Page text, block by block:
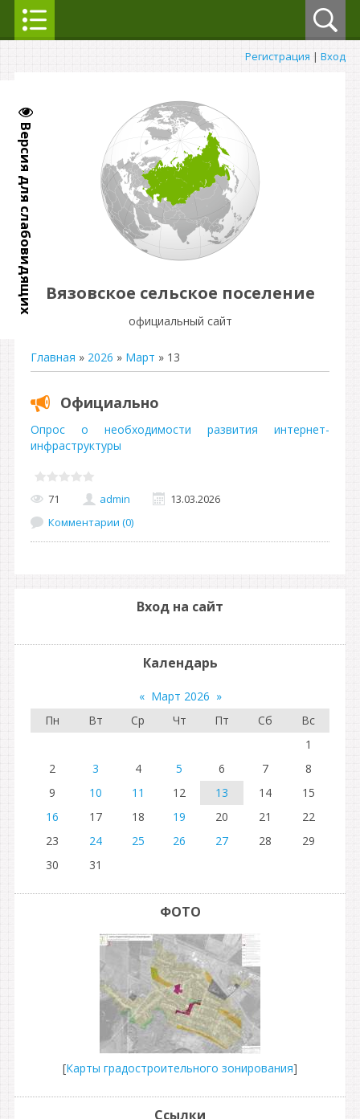
Версия для слабовидящих
Регистрация | Вход
Вязовское сельское поселение
официальный сайт
Главная » 2026 » Март » 13
Официально
Опрос о необходимости развития интернет-
инфраструктуры
71 admin
13.03.2026
Комментарии (0)
Вход на сайт
Календарь
« Март 2026 »
Пн
Вт Ср Чт Пт Сб
Вс
1
2
3 4 5 6 7
8
9
10 11 12 13 14
15
16
17 18 19 20 21
22
23
24 25 26 27 28
29
30
31
ФОТО
[Карты градостроительного зонирования]
Ссылки